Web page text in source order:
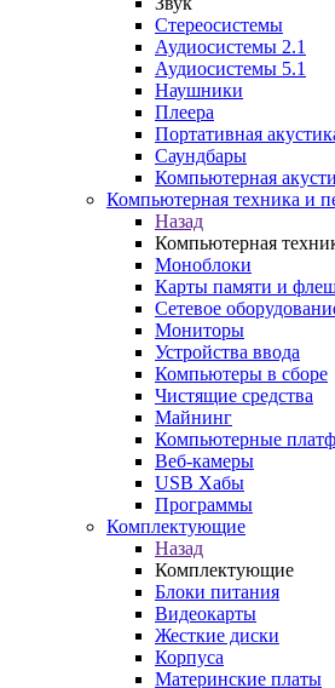
Стереосистемы
Аудиосистемы 2.1
Аудиосистемы 5.1
Наушники
Плеера
Портативная
Саундбары
Компьютерная
Компьютерная техника и
Назад
Компьютерная
Моноблоки
Карты памяти и
Сетевое
Мониторы
Устройства ввода
Компьютеры в сборе
Чистящие средства
Майнинг
Компьютерные
Веб-камеры
USB Хабы
Программы
Комплектующие
Назад
Комплектующие
Блоки питания
Видеокарты
Жесткие диски
Корпуса
Материнские платы